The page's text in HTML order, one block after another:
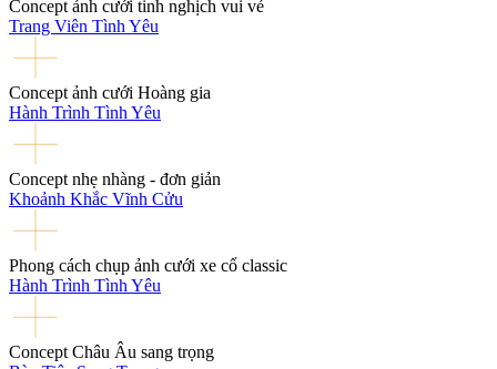
Concept ảnh cưới tinh nghịch vui vẻ
Trang Viên Tình Yêu
Concept ảnh cưới Hoàng gia
Hành Trình Tình Yêu
Concept nhẹ nhàng - đơn giản
Khoảnh Khắc Vĩnh Cửu
Phong cách chụp ảnh cưới xe cổ classic
Hành Trình Tình Yêu
Concept Châu Âu sang trọng